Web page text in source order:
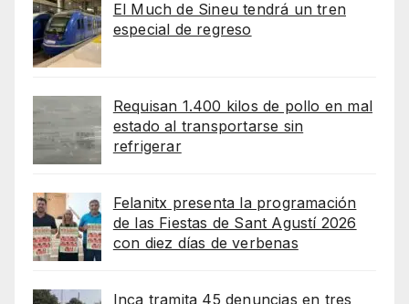
El Much de Sineu tendrá un tren
especial de regreso
Requisan 1.400 kilos de pollo en mal
estado al transportarse sin
refrigerar
Felanitx presenta la programación
de las Fiestas de Sant Agustí 2026
con diez días de verbenas
Inca tramita 45 denuncias en tres